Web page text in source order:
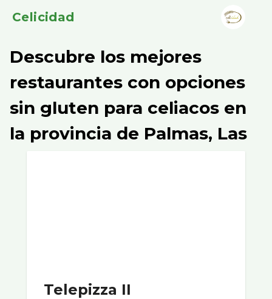
Celicidad
Descubre los mejores
restaurantes con opciones
sin gluten para celiacos en
la provincia de Palmas, Las
Telepizza II